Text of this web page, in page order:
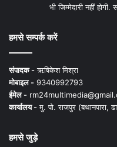
भी जिम्मेदारी नहीं होगी.
हमसे सम्पर्क करें
संपादक -ऋषिकेश मिश्रा
मोबाइल - 9340992793
ईमेल -
कार्यालय -मु. पो. राजपुर (बथानपारा,
हमसे जुड़े